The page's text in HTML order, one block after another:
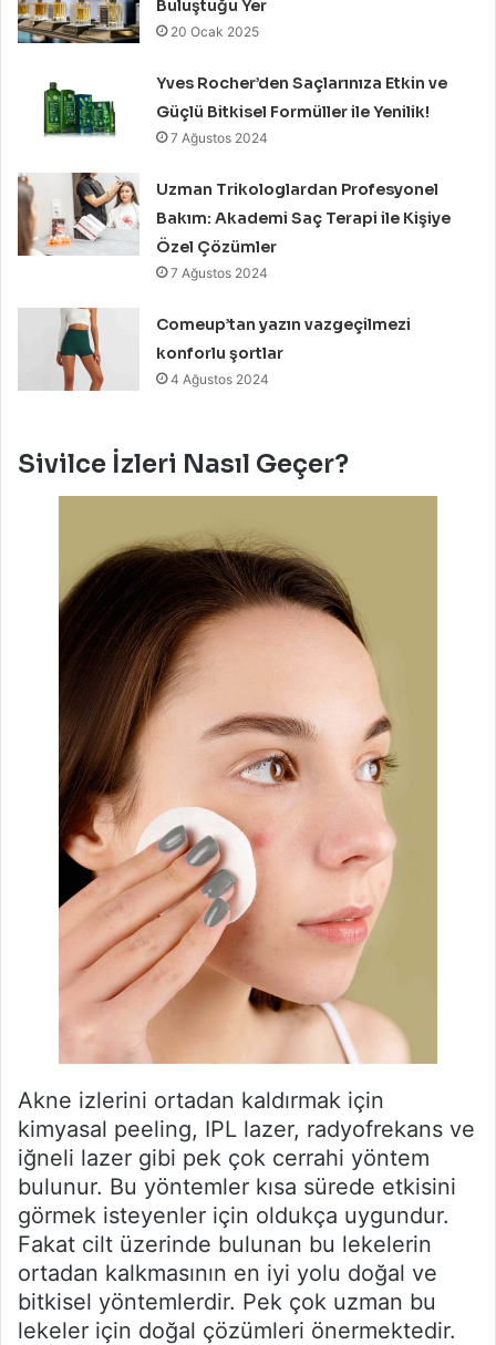
Buluştuğu Yer
20 Ocak 2025
Yves Rocher’den Saçlarınıza Etkin ve
Güçlü Bitkisel Formüller ile Yenilik!
7 Ağustos 2024
Uzman Trikologlardan Profesyonel
Bakım: Akademi Saç Terapi ile Kişiye
Özel Çözümler
7 Ağustos 2024
Comeup’tan yazın vazgeçilmezi
konforlu şortlar
4 Ağustos 2024
Sivilce İzleri Nasıl Geçer?
Akne izlerini ortadan kaldırmak için
kimyasal peeling, IPL lazer, radyofrekans ve
iğneli lazer gibi pek çok cerrahi yöntem
bulunur. Bu yöntemler kısa sürede etkisini
görmek isteyenler için oldukça uygundur.
Fakat cilt üzerinde bulunan bu lekelerin
ortadan kalkmasının en iyi yolu doğal ve
bitkisel yöntemlerdir. Pek çok uzman bu
lekeler için doğal çözümleri önermektedir.